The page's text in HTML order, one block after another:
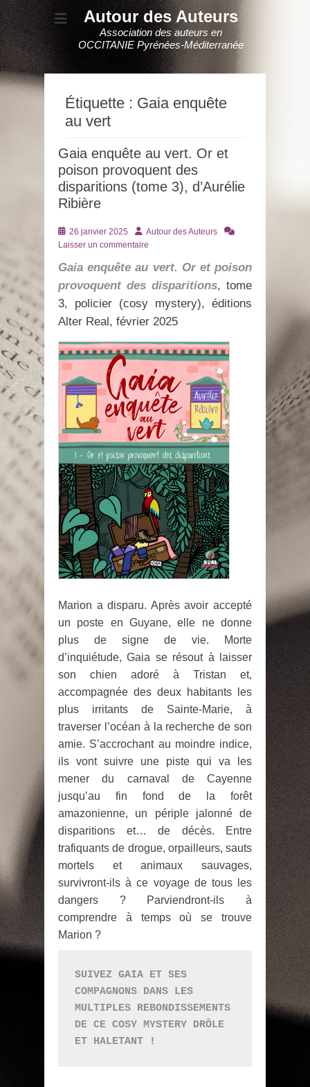
Autour des Auteurs
Association des auteurs en
OCCITANIE Pyrénées-Méditerranée
Étiquette : Gaia enquête
au vert
Gaia enquête au vert. Or et
poison provoquent des
disparitions (tome 3), d’Aurélie
Ribière
Posté
le
26 janvier 2025 AuteurAutour des Auteurs
Laisser un commentaire
Gaia enquête au vert. Or et poison
provoquent des disparitions, tome
3, policier (cosy mystery), éditions
Alter Real, février 2025
Marion a disparu. Après avoir accepté
un poste en Guyane, elle ne donne
plus de signe de vie. Morte
d’inquiétude, Gaia se résout à laisser
son chien adoré à Tristan et,
accompagnée des deux habitants les
plus irritants de Sainte-Marie, à
traverser l’océan à la recherche de son
amie. S’accrochant au moindre indice,
ils vont suivre une piste qui va les
mener du carnaval de Cayenne
jusqu’au fin fond de la forêt
amazonienne, un périple jalonné de
disparitions et… de décès. Entre
trafiquants de drogue, orpailleurs, sauts
mortels et animaux sauvages,
survivront-ils à ce voyage de tous les
dangers ? Parviendront-ils à
comprendre à temps où se trouve
Marion ?
SUIVEZ GAIA ET SES
COMPAGNONS DANS LES
MULTIPLES REBONDISSEMENTS
DE CE COSY MYSTERY DRÔLE
ET HALETANT !